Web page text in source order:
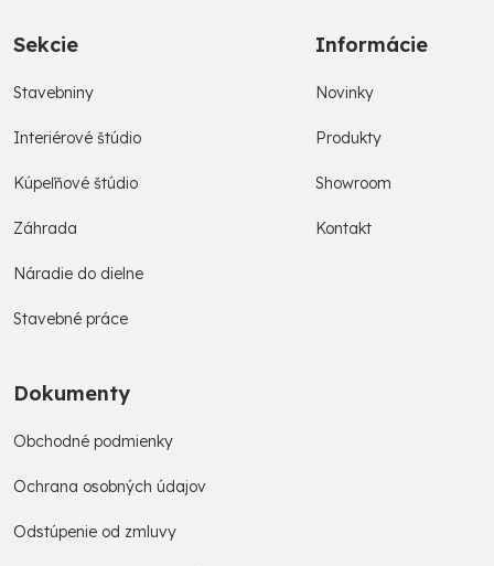
Sekcie
Stavebniny
Interiérové štúdio
Kúpeľňové štúdio
Záhrada
Náradie do dielne
Stavebné práce
Informácie
Novinky
Produkty
Showroom
Kontakt
Dokumenty
Obchodné podmienky
Ochrana osobných údajov
Odstúpenie od zmluvy